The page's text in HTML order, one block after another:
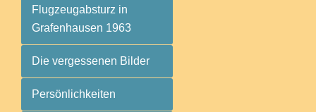
Flugzeugabsturz in
Grafenhausen 1963
Die vergessenen Bilder
Persönlichkeiten